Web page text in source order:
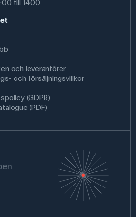
till 14:00
och leverantörer
och försäljningsvillkor
(GDPR)
(PDF)